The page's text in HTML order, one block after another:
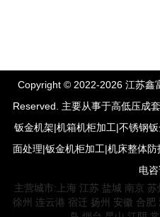
Copyright © 2022-2026 江苏鑫
Reserved. 主要从事于高低压成
钣金机架|机箱机柜加工|不锈钢
面处理|钣金机柜加工|机床整体
电咨
主营城市: 上海 江苏 盐城 南京 苏
徐州 连云港 宿迁 扬州 安徽 合肥